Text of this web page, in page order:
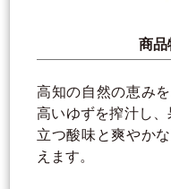
商品
高知の自然の恵み
高いゆずを搾汁し
立つ酸味と爽やか
えます。